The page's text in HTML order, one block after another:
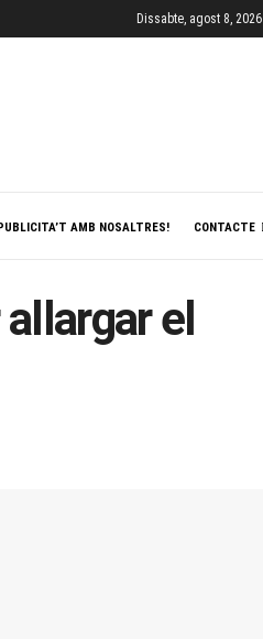
Dissabte, agost 8, 2026
AMB NOSALTRES! CONTACTE
el